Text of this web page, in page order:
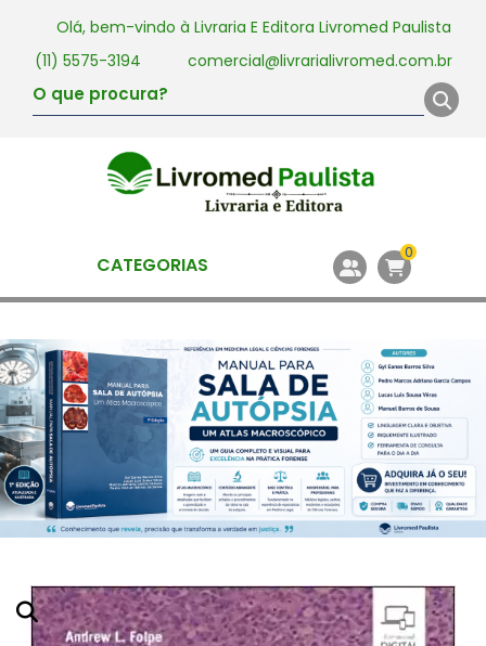
Olá, bem-vindo à Livraria E Editora Livromed Paulista
(11) 5575-3194
comercial@livrarialivromed.com.br
CATEGORIAS 0